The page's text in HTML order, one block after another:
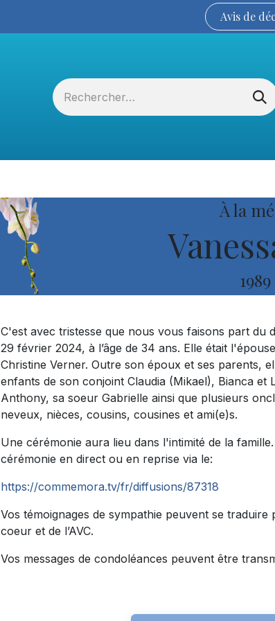
Avis de
À la
1989
C'est avec tristesse que nous vous faisons part du
29 février 2024, à l’âge de 34 ans. Elle était
Christine Verner. Outre son époux et ses parents,
enfants de son conjoint Claudia (Mikael), Bianca
Anthony, sa soeur Gabrielle ainsi que plusieurs
neveux, nièces, cousins, cousines et ami(e)s.
Une cérémonie aura lieu dans l'intimité de la
cérémonie en direct ou en reprise via le:
https://commemora.tv/fr/diffusions/87318
Vos témoignages de sympathie peuvent se
coeur et de l’AVC.
Vos messages de condoléances peuvent être